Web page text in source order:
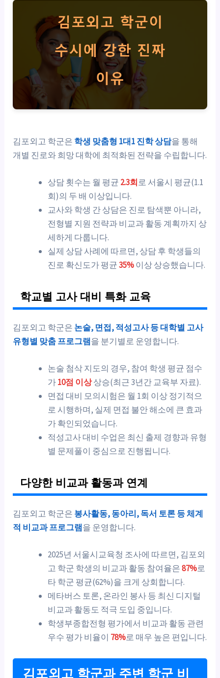
김포외고 학군은 학생 맞춤형 1대1 진학 상담을 통해
개별 진로와 희망 대학에 최적화된 전략을 수립합니다.
상담 횟수는 월 평균 2.3회로 서울시 평균(1.1
회)의 두 배 이상입니다.
교사와 학생 간 상담은 진로 탐색뿐 아니라,
전형별 지원 전략과 비교과 활동 계획까지 상
세하게 다룹니다.
실제 상담 사례에 따르면, 상담 후 학생들의
진로 확신도가 평균35%이상 상승했습니다.
학교별 고사 대비 특화 교육
김포외고 학군은 논술, 면접, 적성고사 등 대학별 고사
유형별 맞춤 프로그램을 분기별로 운영합니다.
논술 첨삭 지도의 경우, 참여 학생 평균 점수
가10점 이상상승(최근 3년간 교육부 자료).
면접 대비 모의시험은 월 1회 이상 정기적으
로 시행하며, 실제 면접 불안 해소에 큰 효과
가 확인되었습니다.
적성고사 대비 수업은 최신 출제 경향과 유형
별 문제풀이 중심으로 진행됩니다.
다양한 비교과 활동과 연계
김포외고 학군은 봉사활동, 동아리, 독서 토론 등 체계
적 비교과 프로그램을 운영합니다.
2025년 서울시교육청 조사에 따르면, 김포외
고 학군 학생의 비교과 활동 참여율은87%로
타 학군 평균(62%)을 크게 상회합니다.
메타버스 토론, 온라인 봉사 등 최신 디지털
비교과 활동도 적극 도입 중입니다.
학생부종합전형 평가에서 비교과 활동 관련
우수 평가 비율이 78%로 매우 높은 편입니다.
김포외고 학군과 주변 학군 비